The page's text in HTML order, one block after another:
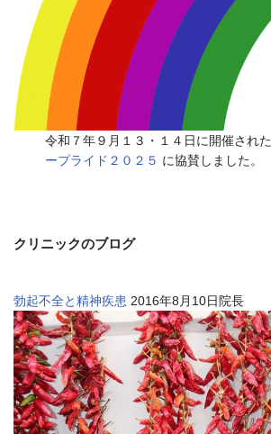
令和７年９月１３・１４日に開催された
ープライド２０２５ に協賛しました。
クリニックのブログ
勃起不全と精神疾患 2016年8月10日院長